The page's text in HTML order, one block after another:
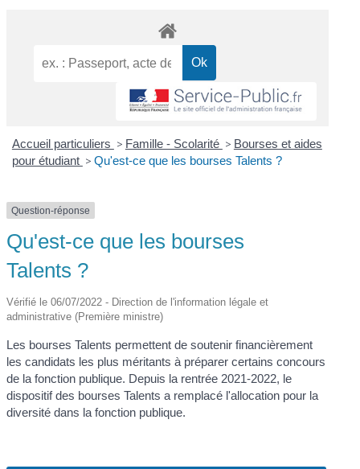
Accueil particuliers > Famille - Scolarité > Bourses et aides
pour étudiant > Qu'est-ce que les bourses Talents ?
Question-réponse
Qu'est-ce que les bourses
Talents ?
Vérifié le 06/07/2022 - Direction de l'information légale et
administrative (Première ministre)
Les bourses Talents permettent de soutenir financièrement
les candidats les plus méritants à préparer certains concours
de la fonction publique. Depuis la rentrée 2021-2022, le
dispositif des bourses Talentsa remplacé l'allocation pour la
diversité dans la fonction publique.